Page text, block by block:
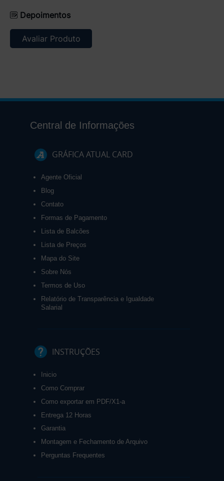
Depoimentos
Avaliar Produto
Central de Informações
GRÁFICA ATUAL CARD
Agente Oficial
Blog
Contato
Formas de Pagamento
Lista de Balcões
Lista de Preços
Mapa do Site
Sobre Nós
Termos de Uso
Relatório de Transparência e Igualdade
Salarial
INSTRUÇÕES
Inicio
Como Comprar
Como exportar em PDF/X1-a
Entrega 12 Horas
Garantia
Montagem e Fechamento de Arquivo
Perguntas Frequentes